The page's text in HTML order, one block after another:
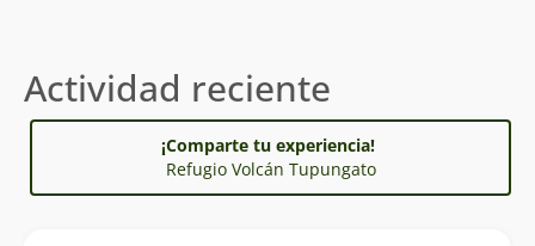
Actividad reciente
¡Comparte tu experiencia!
Refugio Volcán Tupungato